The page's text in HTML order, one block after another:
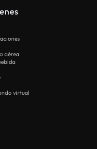
aérea
virtual